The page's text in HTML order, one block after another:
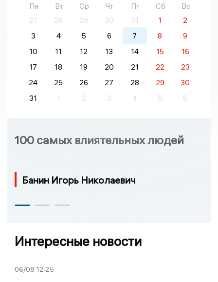
Пн Вт Ср Чт Пт Сб
Вс
27
28 29 30 31 1
2
3
4 5 6 7 8
9
10
11 12 13 14 15
16
17
18 19 20 21 22
23
24
25 26 27 28 29
30
31
1 2 3 4 5 6
100 самых влиятельных людей
Банин Игорь Николаевич
Интересные новости
06/08 12:25